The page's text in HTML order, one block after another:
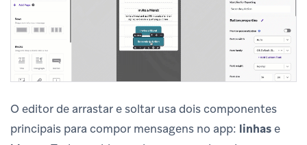
O editor de arrastar e soltar usa dois componentes
principais para compor mensagens no app: linhase